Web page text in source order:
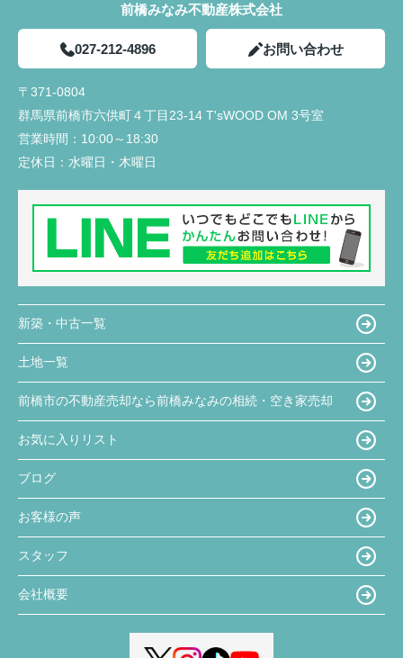
前橋みなみ不動産株式会社
027-212-4896 お問い合わせ
〒371-0804
群馬県前橋市六供町４丁目23‐14 T'sWOOD OM 3号室
営業時間： 10:00～18:30
定休日： 水曜日・木曜日
新築・中古一覧
土地一覧
前橋市の不動産売却なら前橋みなみの相続・空き家売却
お気に入りリスト
ブログ
お客様の声
スタッフ
会社概要